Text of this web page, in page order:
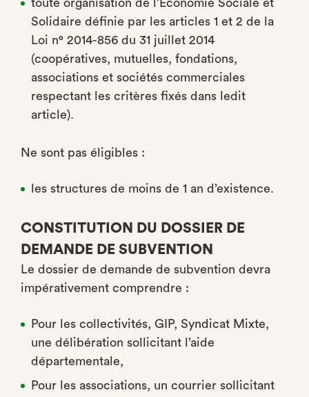
toute organisation de l’Économie Sociale et
Solidaire définie par les articles 1 et 2 de la
Loi n° 2014-856 du 31 juillet 2014
(coopératives, mutuelles, fondations,
associations et sociétés commerciales
respectant les critères fixés dans ledit
article).
Ne sont pas éligibles :
les structures de moins de 1 an d’existence.
CONSTITUTION DU DOSSIER DE
DEMANDE DE SUBVENTION
Le dossier de demande de subvention devra
impérativement comprendre :
Pour les collectivités, GIP, Syndicat Mixte,
une délibération sollicitant l’aide
départementale,
Pour les associations, un courrier sollicitant